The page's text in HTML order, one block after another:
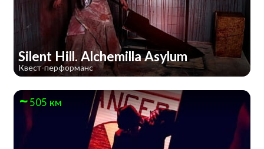
Silent Hill. Alchemilla Asylum
Квест-перформанс
505 км